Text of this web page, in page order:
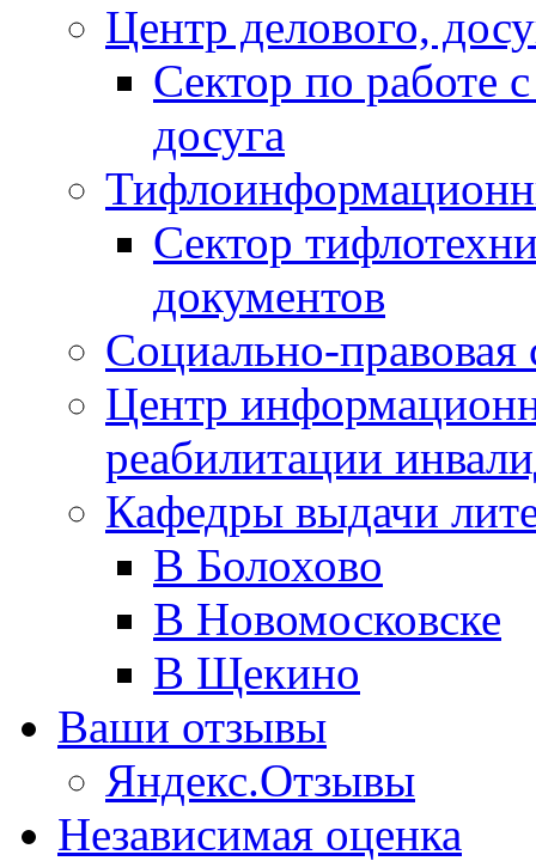
Центр делового,
Сектор по работе
досуга
Сектор
документов
Социально-правовая
Центр
реабилитации
Кафедры выдачи
В Болохово
В Новомосковске
В Щекино
Ваши отзывы
Яндекс.Отзывы
Независимая оценка